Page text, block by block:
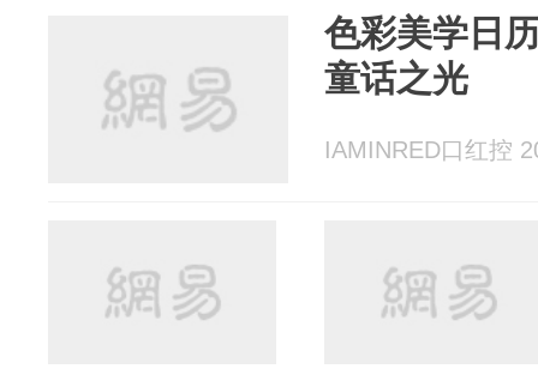
色彩美学日
童话之光
IAMINRED口红控